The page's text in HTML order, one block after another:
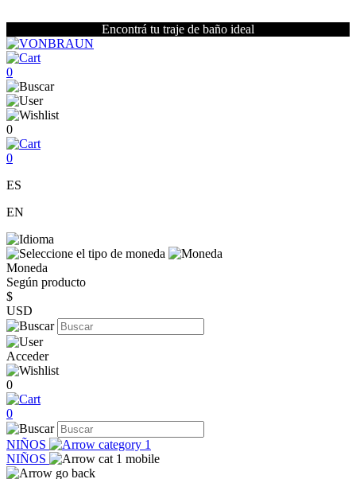
Encontrá tu traje de baño ideal
0
0
0
ES
EN
Moneda
Según producto
$
USD
Acceder
0
0
NIÑOS
NIÑOS